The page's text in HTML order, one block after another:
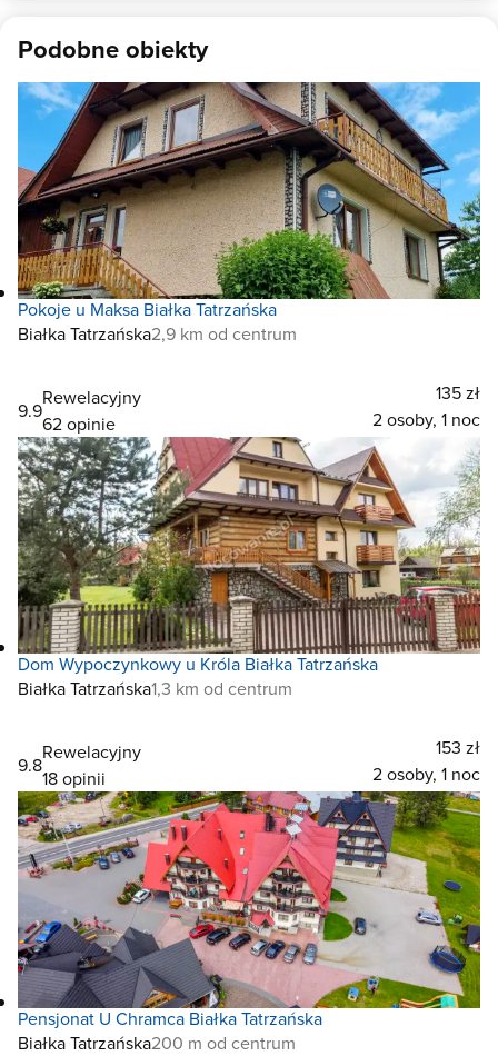
Podobne obiekty
Pokoje u Maksa Białka Tatrzańska
Białka Tatrzańska2,9 km od centrum
9.9
Rewelacyjny
62 opinie
135 zł
2 osoby, 1 noc
Dom Wypoczynkowy u Króla Białka Tatrzańska
Białka Tatrzańska1,3 km od centrum
9.8
Rewelacyjny
18 opinii
153 zł
2 osoby, 1 noc
Pensjonat U Chramca Białka Tatrzańska
Białka Tatrzańska200 m od centrum